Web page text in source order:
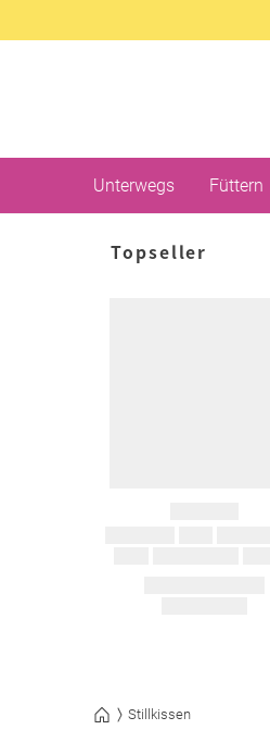
Unterwegs Füttern
Topseller
Stillkissen